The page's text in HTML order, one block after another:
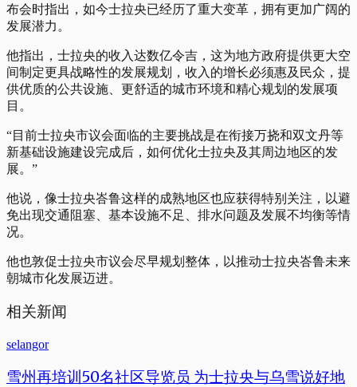
布会时指出，如今士拉央已经历了重大变革，拥有更加广阔的
发展潜力。
他指出，士拉央的收入达数亿令吉，这为地方政府提供更大空
间制定更具战略性的发展规划，收入的增长必须惠及民众，提
供优质的公共设施、更舒适的城市环境和精心规划的发展项
目。
“目前士拉央市议会面临的主要挑战是在衔接万挠和双文丹等
新基础设施建设完成后，如何优化士拉央及其周边地区的发
展。”
他说，像士拉央峇鲁这样的成熟地区也应获得特别关注，以避
免出现交通阻塞、基本设施不足、排水问题及发展不均衡等情
况。
他也敦促士拉央市议会尽早规划整体，以推动士拉央峇鲁未来
朝城市化发展迈进。
相关新闻
selangor
雪州再培训50名社区导览员 为士拉央与乌雪说好地